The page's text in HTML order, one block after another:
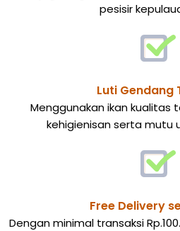
pesisir
Luti Gendang
Menggunakan ikan kualitas
kehigienisan serta mutu
Free Delivery
Dengan minimal transaksi